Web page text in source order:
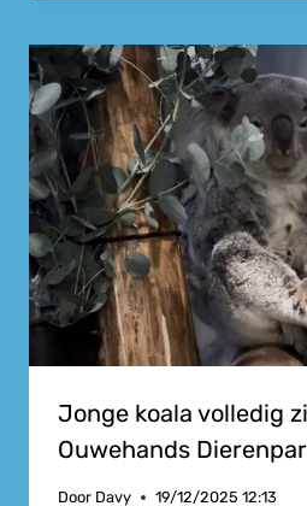
Jonge koala volledig
Ouwehands
Door Davy 19/12/2025 12:13